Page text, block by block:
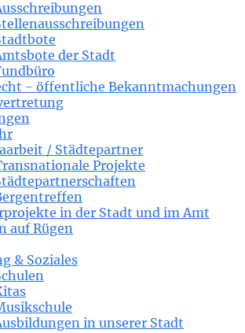
der Stadt
- öffentliche Bekanntmachungen
/ Städtepartner
Projekte
in der Stadt und im Amt
auf Rügen
& Soziales
in unserer Stadt